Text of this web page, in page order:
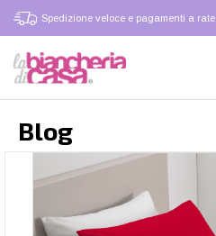
Spedizione veloce e pagamenti a rate
Blog